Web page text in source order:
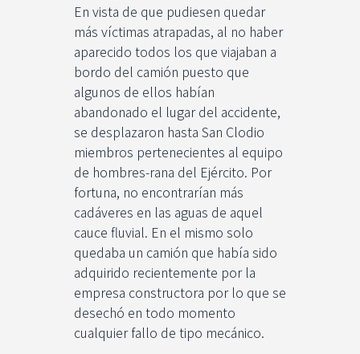
En vista de que pudiesen quedar
más víctimas atrapadas, al no haber
aparecido todos los que viajaban a
bordo del camión puesto que
algunos de ellos habían
abandonado el lugar del accidente,
se desplazaron hasta San Clodio
miembros pertenecientes al equipo
de hombres-rana del Ejército. Por
fortuna, no encontrarían más
cadáveres en las aguas de aquel
cauce fluvial. En el mismo solo
quedaba un camión que había sido
adquirido recientemente por la
empresa constructora por lo que se
desechó en todo momento
cualquier fallo de tipo mecánico.